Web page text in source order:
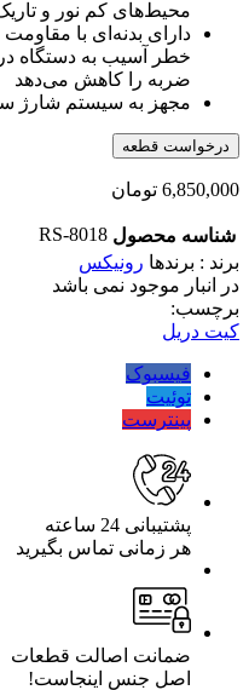
محیط‌های کم نور و
دارای بدنه‌ای با
خطر آسیب به دستگاه
ضربه را کاهش می‌دهد
مجهز به سیستم شارژ
درخواست قطعه
6,850,000 تومان
شناسه محصول RS-8018
برند : برندها رونیکس
در انبار موجود نمی باشد
برچسب:
کیت دریل
فیسبوک
توئیت
پینترست
پشتیبانی 24 ساعته
هر زمانی تماس بگیرید
ضمانت اصالت قطعات
اصل جنس اینجاست!